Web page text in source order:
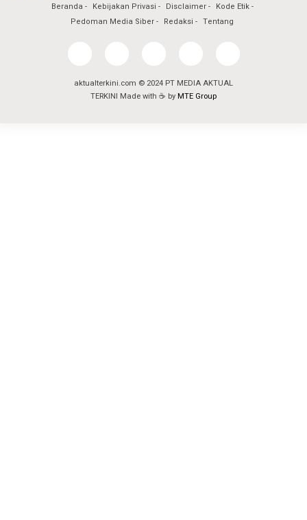
Beranda Kebijakan Privasi Disclaimer
Kode Etik
Pedoman Media Siber
Redaksi Tentang
aktualterkini.com © 2024 PT MEDIA AKTUAL
TERKINI Made with ☕ by MTE Group